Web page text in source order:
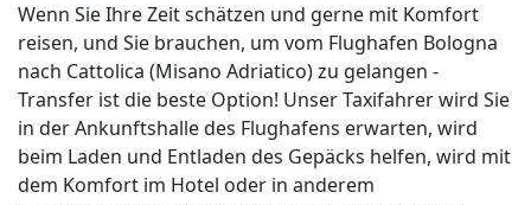
Wenn Sie Ihre Zeit schätzen und gerne mit Komfort
reisen, und Sie brauchen, um vom Flughafen Bologna
nach Cattolica (Misano Adriatico) zu gelangen -
Transfer ist die beste Option! Unser Taxifahrer wird Sie
in der Ankunftshalle des Flughafens erwarten, wird
beim Laden und Entladen des Gepäcks helfen, wird mit
dem Komfort im Hotel oder in anderem